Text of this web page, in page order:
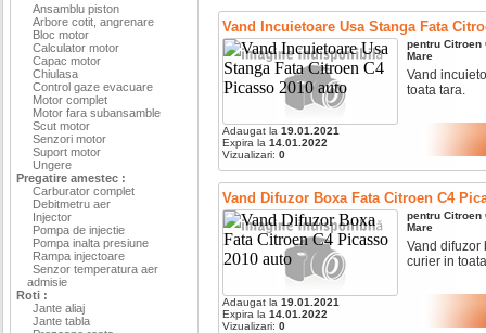
Ansamblu piston
Arbore cotit, angrenare
Bloc motor
Calculator motor
Capac motor
Chiulasa
Control gaze evacuare
Motor complet
Motor fara subansamble
Scut motor
Senzori motor
Suport motor
Ungere
Pregatire amestec :
Carburator complet
Debitmetru aer
Injector
Pompa de injectie
Pompa inalta presiune
Rampa injectoare
Senzor temperatura aer
admisie
Roti :
Jante aliaj
Jante tabla
Vand Incuietoare Usa Stanga Fata
Adaugat la 19.01.2021
Expira la 14.01.2022
Vizualizari: 0
pentru Citroen
Mare
Vand
toata tara.
Vand Difuzor Boxa Fata Citroen C4
Adaugat la 19.01.2021
Expira la 14.01.2022
Vizualizari: 0
pentru Citroen
Mare
Vand difuzor
curier in